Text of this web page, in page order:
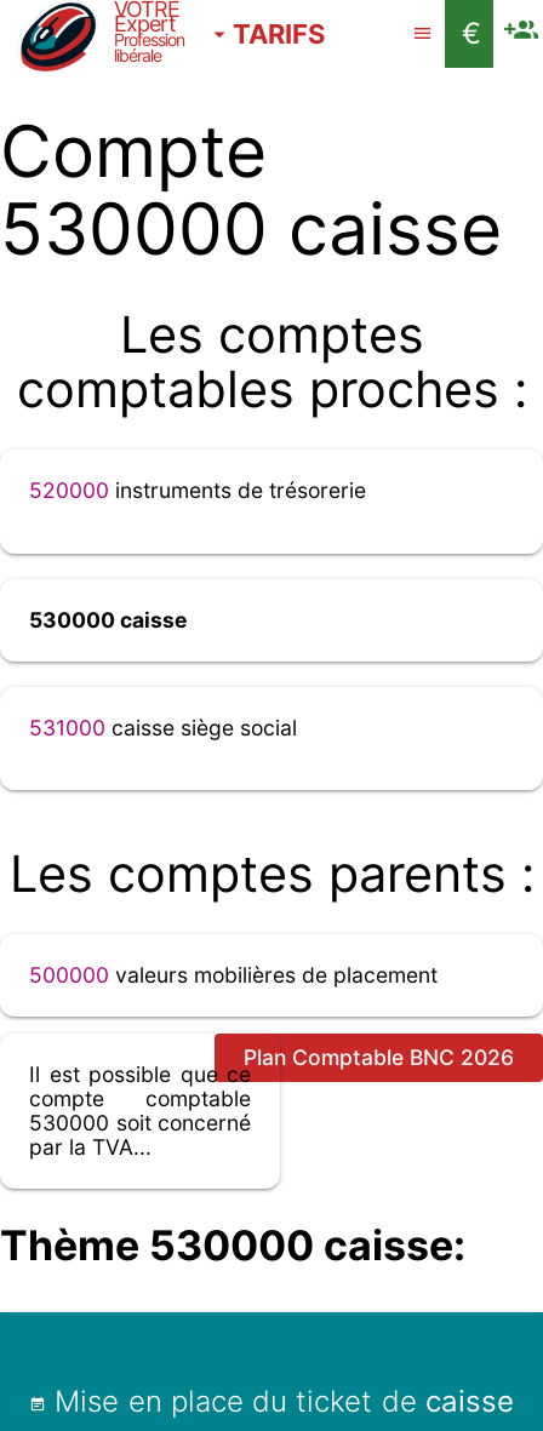
VOTRE
Expert
Profession
libérale
TARIFS €
Compte
530000 caisse
Les comptes
comptables proches :
520000 instruments de trésorerie
530000 caisse
531000 caisse siège social
Les comptes parents :
500000 valeurs mobilières de placement
Plan Comptable BNC 2026
Il est possible que ce
compte comptable
530000 soit concerné
par la TVA...
Thème 530000 caisse:
Mise en place du ticket de caisse